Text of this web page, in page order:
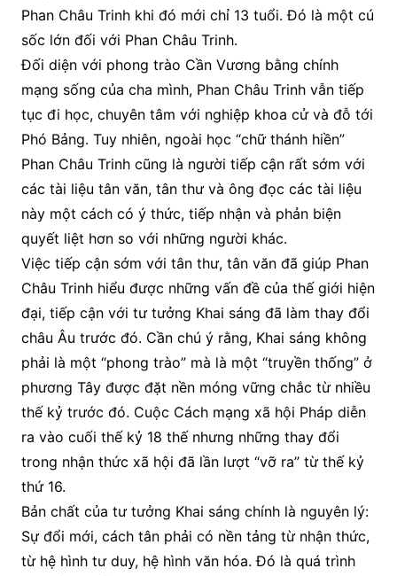
Phan Châu Trinh khi đó mới chỉ 13 tuổi. Đó là một cú
sốc lớn đối với Phan Châu Trinh.
Đối diện với phong trào Cần Vương bằng chính
mạng sống của cha mình, Phan Châu Trinh vẫn tiếp
tục đi học, chuyên tâm với nghiệp khoa cử và đỗ tới
Phó Bảng. Tuy nhiên, ngoài học “chữ thánh hiền”
Phan Châu Trinh cũng là người tiếp cận rất sớm với
các tài liệu tân văn, tân thư và ông đọc các tài liệu
này một cách có ý thức, tiếp nhận và phản biện
quyết liệt hơn so với những người khác.
Việc tiếp cận sớm với tân thư, tân văn đã giúp Phan
Châu Trinh hiểu được những vấn đề của thế giới hiện
đại, tiếp cận với tư tưởng Khai sáng đã làm thay đổi
châu Âu trước đó. Cần chú ý rằng, Khai sáng không
phải là một “phong trào” mà là một “truyền thống” ở
phương Tây được đặt nền móng vững chắc từ nhiều
thế kỷ trước đó. Cuộc Cách mạng xã hội Pháp diễn
ra vào cuối thế kỷ 18 thế nhưng những thay đổi
trong nhận thức xã hội đã lần lượt “vỡ ra” từ thế kỷ
thứ 16.
Bản chất của tư tưởng Khai sáng chính là nguyên lý:
Sự đổi mới, cách tân phải có nền tảng từ nhận thức,
từ hệ hình tư duy, hệ hình văn hóa. Đó là quá trình